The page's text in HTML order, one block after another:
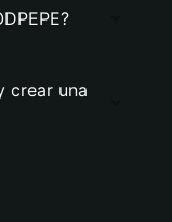
crear una